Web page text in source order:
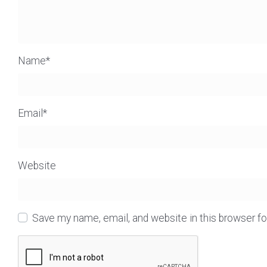
Name*
Email *
Website
Save my name, email, and website in this browser